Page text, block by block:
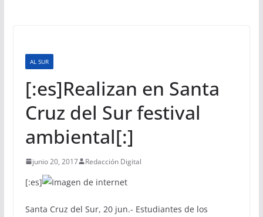
AL SUR
[:es]Realizan en Santa
Cruz del Sur festival
ambiental[:]
junio 20, 2017 Redacción Digital
[:es]
Santa Cruz del Sur, 20 jun.- Estudiantes de los